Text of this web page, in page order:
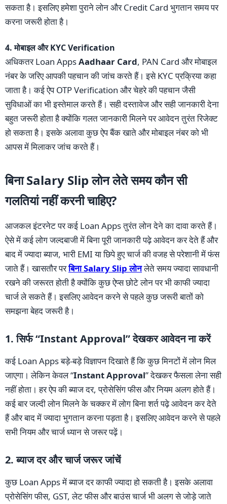
सकता है। इसलिए हमेशा पुराने लोन और Credit Card भुगतान समय पर
करना जरूरी होता है।
4. मोबाइल और KYC Verification
अधिकतर Loan AppsAadhaar Card, PAN Card और मोबाइल
नंबर के जरिए आपकी पहचान की जांच करते हैं। इसे KYC प्रक्रिया कहा
जाता है। कई ऐप OTP Verification और चेहरे की पहचान जैसी
सुविधाओं का भी इस्तेमाल करते हैं। सही दस्तावेज और सही जानकारी देना
बहुत जरूरी होता है क्योंकि गलत जानकारी मिलने पर आवेदन तुरंत रिजेक्ट
हो सकता है। इसके अलावा कुछ ऐप बैंक खाते और मोबाइल नंबर को भी
आपस में मिलाकर जांच करते हैं।
बिना Salary Slip लोन लेते समय कौन सी
गलतियां नहीं करनी चाहिए?
आजकल इंटरनेट पर कई Loan Apps तुरंत लोन देने का दावा करते हैं।
ऐसे में कई लोग जल्दबाजी में बिना पूरी जानकारी पढ़े आवेदन कर देते हैं और
बाद में ज्यादा ब्याज, भारी EMI या छिपे हुए चार्ज की वजह से परेशानी में फंस
जाते हैं। खासतौर परबिना Salary Slip लोनलेते समय ज्यादा सावधानी
रखने की जरूरत होती है क्योंकि कुछ ऐप्स छोटे लोन पर भी काफी ज्यादा
चार्ज ले सकते हैं। इसलिए आवेदन करने से पहले कुछ जरूरी बातों को
समझना बेहद जरूरी है।
1. सिर्फ “Instant Approval” देखकर आवेदन ना करें
कई Loan Apps बड़े-बड़े विज्ञापन दिखाते हैं कि कुछ मिनटों में लोन मिल
जाएगा। लेकिन केवल “Instant Approval” देखकर फैसला लेना सही
नहीं होता। हर ऐप की ब्याज दर, प्रोसेसिंग फीस और नियम अलग होते हैं।
कई बार जल्दी लोन मिलने के चक्कर में लोग बिना शर्त पढ़े आवेदन कर देते
हैं और बाद में ज्यादा भुगतान करना पड़ता है। इसलिए आवेदन करने से पहले
सभी नियम और चार्ज ध्यान से जरूर पढ़ें।
2. ब्याज दर और चार्ज जरूर जांचें
कुछ Loan Apps में ब्याज दर काफी ज्यादा हो सकती है। इसके अलावा
प्रोसेसिंग फीस, GST, लेट फीस और बाउंस चार्ज भी अलग से जोड़े जाते